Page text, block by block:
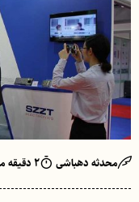
محدثه دهباشی ۲ دقیقه مدت مطالعه